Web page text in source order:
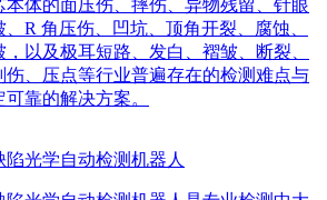
本体的面压伤、摔伤、异物残留、针眼
R 角压伤、凹坑、顶角开裂、腐蚀、
以及极耳短路、发白、褶皱、断裂、
伤、压点等行业普遍存在的检测难点与
靠的解决方案。
陷光学自动检测机器人